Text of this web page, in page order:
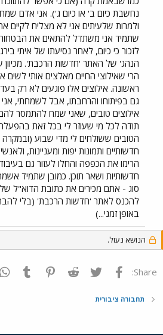
נחשבת כיום ב' או כיום ג'). אני אדם
ולמרות שלעיתים אני לא מצליח לקיים
שתמיד אני משתדל להתאים את הבטחותי
לזכור כי כיום, לאחר נסיעתו של איתי
הנהג' של האתר 'חדשות הרכבת'. מכיוון
הרי שאילוצי החיים מאלצים אותי לשים
ראשונה. אילוצים אלו פוגעים לא רק
גם בפיתוחו והרחבתו, אבל לשמחתי, אני
אילוצים טובים, שאני שמח להתמסר להם.
תודה לכל מי שעוזר לי בכל זאת
הטובים ששולחים לי מדי שבוע (ובמקרה
חדשותיים ותמונות יפות ומעניינות,
הרימו את הכפפה והחלו לעזור גם בעיבוד
חדשותיות ושאר תוכן. כמובן שתמיד
סוג - אתם מכירים את כתובת הדוא"ל
להכנס לאתר 'חדשות הרכבת' (בלי
באופן זמני...)
הנושא נעול.
Share: פייסבוק Twitter
Reddit
Pinterest
תחבורה ציבורית